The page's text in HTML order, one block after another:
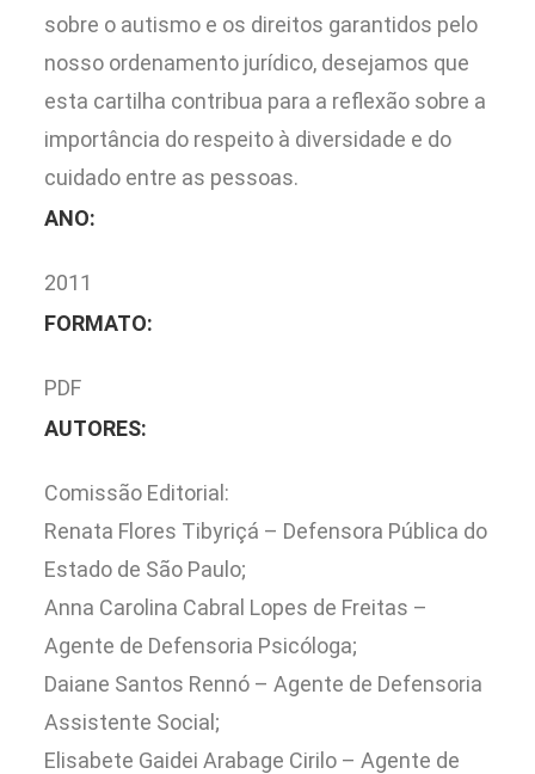
sobre o autismo e os direitos garantidos pelo
nosso ordenamento jurídico, desejamos que
esta cartilha contribua para a reflexão sobre a
importância do respeito à diversidade e do
cuidado entre as pessoas.
ANO:
2011
FORMATO:
PDF
AUTORES:
Comissão Editorial:
Renata Flores Tibyriçá – Defensora Pública do
Estado de São Paulo;
Anna Carolina Cabral Lopes de Freitas –
Agente de Defensoria Psicóloga;
Daiane Santos Rennó – Agente de Defensoria
Assistente Social;
Elisabete Gaidei Arabage Cirilo – Agente de